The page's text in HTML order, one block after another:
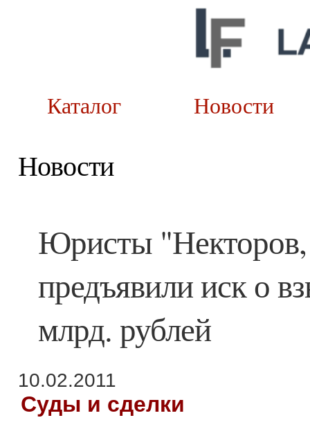
Каталог
Новости
Юристы
предъявили иск о
млрд. рублей
10.02.2011
Суды и сделки